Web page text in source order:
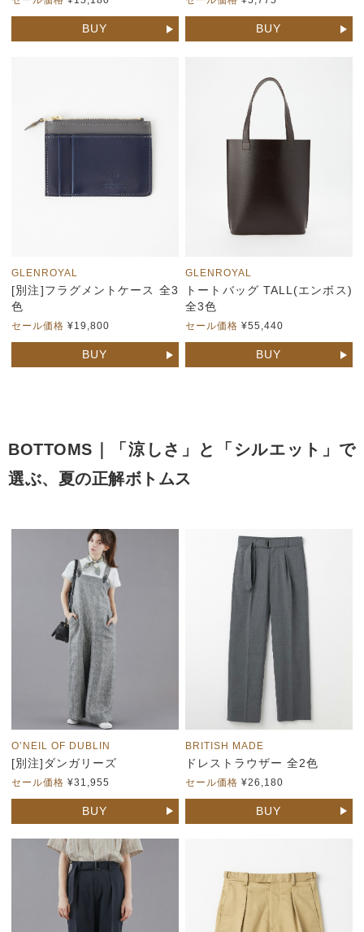
BUY BUY
GLENROYAL
[別注]フラグメントケース 全3
色
セール価格 ¥19,800
BUY
GLENROYAL
トートバッグ TALL(エンボス)
全3色
セール価格 ¥55,440
BUY
BOTTOMS｜「涼しさ」と「シルエット」で
選ぶ、夏の正解ボトムス
O’NEIL OF DUBLIN
[別注]ダンガリーズ
セール価格 ¥31,955
BUY
BRITISH MADE
ドレストラウザー 全2色
セール価格 ¥26,180
BUY